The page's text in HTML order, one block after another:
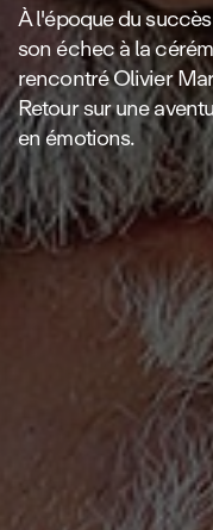
À l'époque du
son échec à la
rencontré Olivier
Retour sur une
en émotions.